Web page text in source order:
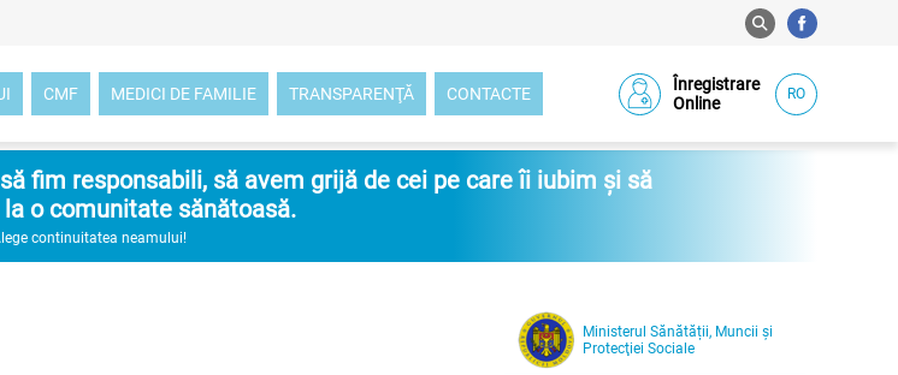
CMF MEDICI DE FAMILIE TRANSPARENŢĂ CONTACTE
Înregistrare
Online
RO
fim responsabili, să avem grijă de cei pe care îi iubim și să
o comunitate sănătoasă.
continuitatea neamului!
Ministerul Sănătății, Muncii și
Protecţiei Sociale